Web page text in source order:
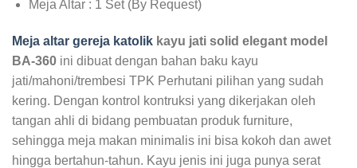
Meja Altar : 1 Set (By Request)
Meja altar gereja katolik kayu jati solid elegant model
BA-360 ini dibuat dengan bahan baku kayu
jati/mahoni/trembesi TPK Perhutani pilihan yang sudah
kering. Dengan kontrol kontruksi yang dikerjakan oleh
tangan ahli di bidang pembuatan produk furniture,
sehingga meja makan minimalis ini bisa kokoh dan awet
hingga bertahun-tahun. Kayu jenis ini juga punya serat